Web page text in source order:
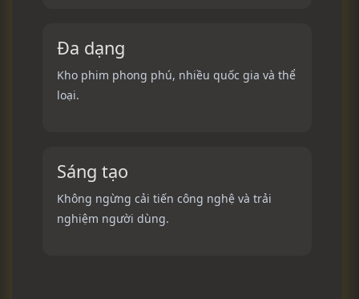
Đa dạng
Kho phim phong phú, nhiều quốc gia và thể
loại.
Sáng tạo
Không ngừng cải tiến công nghệ và trải
nghiệm người dùng.